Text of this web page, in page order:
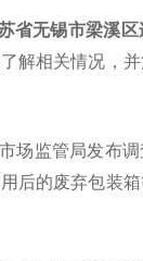
省无锡市梁溪
解相关情况，
场监管局发布
后的废弃包装